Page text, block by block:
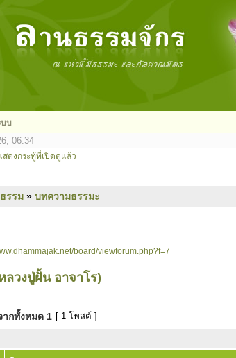
บบ
06:34
สดงกระทู้ที่เปิดดูแล้ว
รรม » บทความธรรมะ
board/viewforum.php?f=7
วงปู่ฝั้น อาจาโร)
ากทั้งหมด 1 [ 1 โพสต์ ]